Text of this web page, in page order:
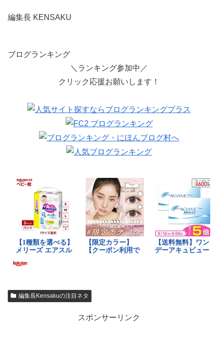
編集長 KENSAKU
ブログランキング
＼ランキング参加中／
クリック応援お願いします！
編集長Kensakuの注目ネタ
スポンサーリンク